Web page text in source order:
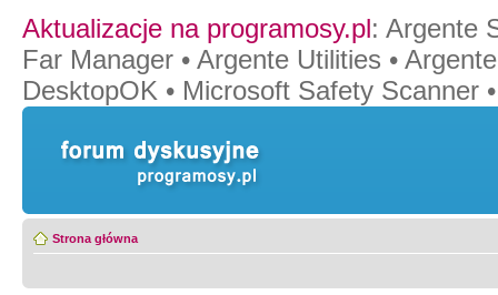
Aktualizacje na programosy.pl: Argente
Far Manager • Argente Utilities •
DesktopOK • Microsoft Safety Scanner
Strona główna